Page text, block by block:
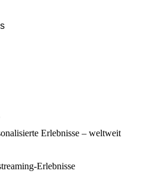
Erlebnisse – weltweit
Erlebnisse